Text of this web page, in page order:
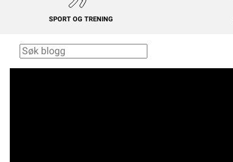
SPORT OG TRENING